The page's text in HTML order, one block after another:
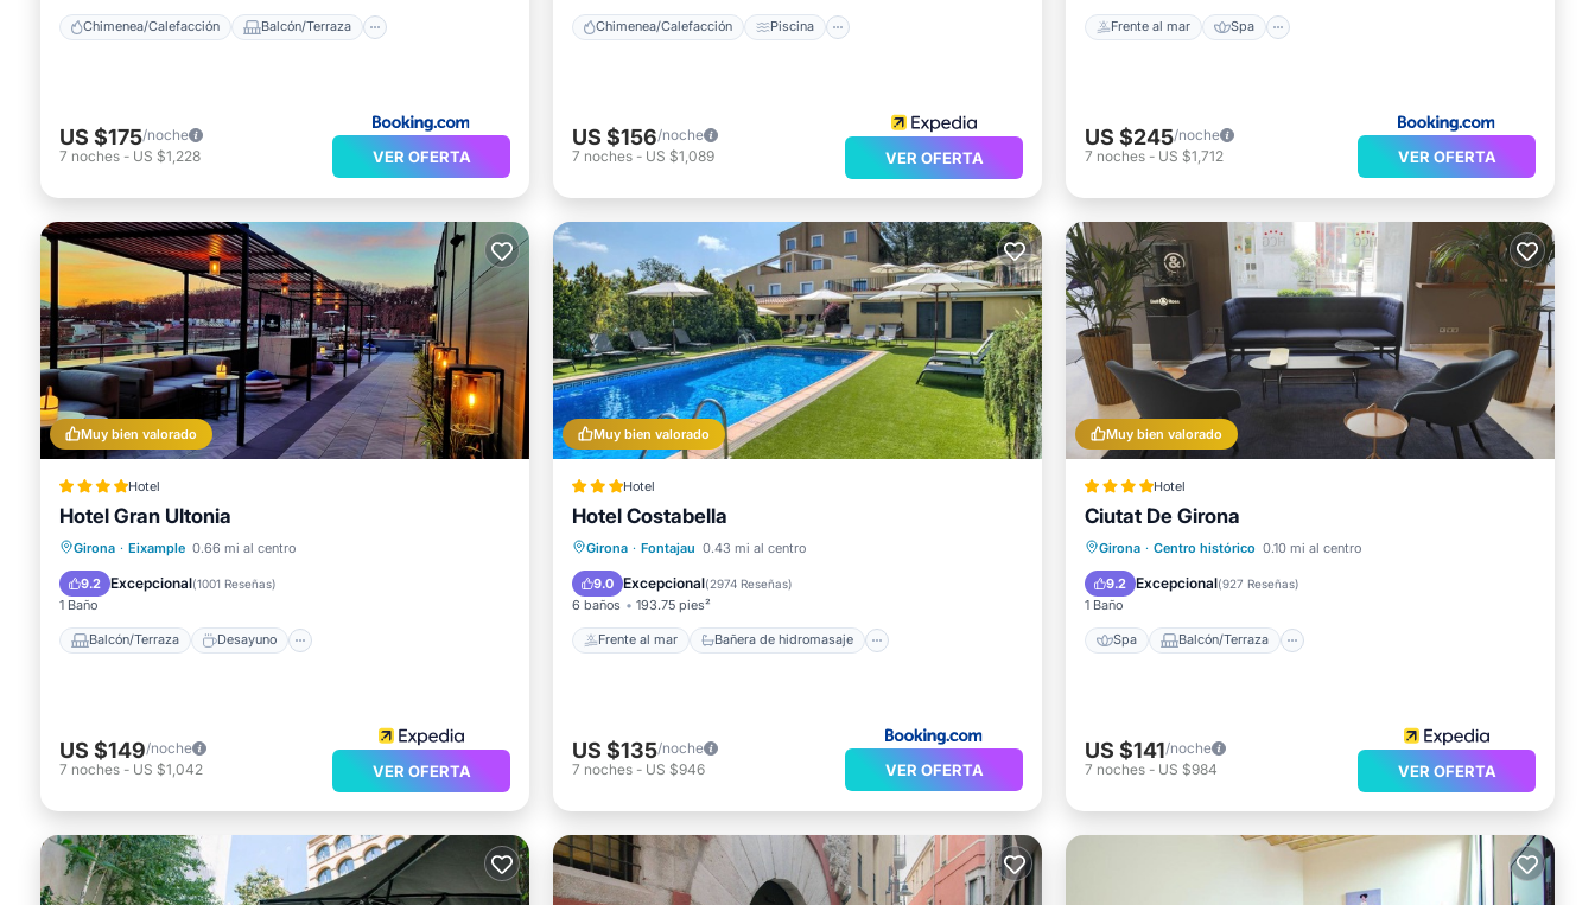
Chimenea/Calefacción Balcón/Terraza
US $175/noche
7 noches - US $1,228 VER OFERTA
Chimenea/Calefacción Piscina
US $156/noche
7 noches - US $1,089 VER OFERTA
Frente al mar Spa
US $245/noche
7 noches - US $1,712 VER OFERTA
Muy bien valorado
Hotel
Hotel Gran Ultonia
Girona · Eixample 0.66 mi al centro
9.2 Excepcional(1001 Reseñas)
1 Baño
Balcón/Terraza Desayuno
Balcón/Terraza Desayuno
Aparcamiento
US $149/noche
7 noches - US $1,042 VER OFERTA
Muy bien valorado
Hotel
Hotel Costabella
Girona · Fontajau 0.43 mi al centro
9.0 Excepcional(2974 Reseñas)
6 baños 193.75 pies²
Frente al mar Bañera de hidromasaje
Frente al mar
Bañera de hidromasaje
Chimenea/Calefacción
US $135/noche
7 noches - US $946 VER OFERTA
Muy bien valorado
Hotel
Ciutat De Girona
Girona · Centro histórico 0.10 mi al centro
9.2 Excepcional(927 Reseñas)
1 Baño
Spa Balcón/Terraza
Spa Balcón/Terraza
Cocina
US $141/noche
7 noches - US $984 VER OFERTA